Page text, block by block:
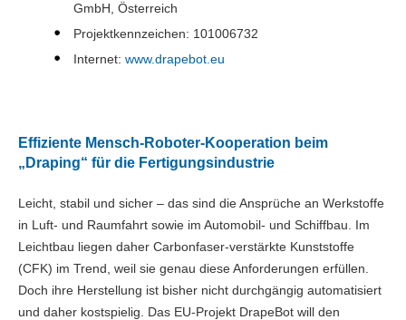
GmbH, Österreich
Projektkennzeichen: 101006732
Internet: www.drapebot.eu
Effiziente Mensch-Roboter-Kooperation beim
„Draping“ für die Fertigungsindustrie
Leicht, stabil und sicher – das sind die Ansprüche an Werkstoffe
in Luft- und Raumfahrt sowie im Automobil- und Schiffbau. Im
Leichtbau liegen daher Carbonfaser-verstärkte Kunststoffe
(CFK) im Trend, weil sie genau diese Anforderungen erfüllen.
Doch ihre Herstellung ist bisher nicht durchgängig automatisiert
und daher kostspielig. Das EU-Projekt DrapeBot will den